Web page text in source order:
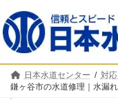
ン
テ
ン
へ
ビ
ゲ
ー
ョ
日本水道センター 対
鎌ヶ谷市の水道修理｜水漏